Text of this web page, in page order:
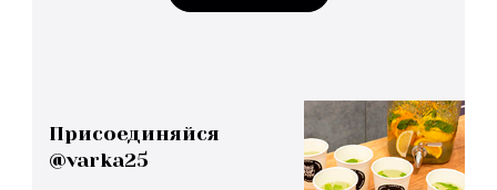
Присоединяйся
@varka25